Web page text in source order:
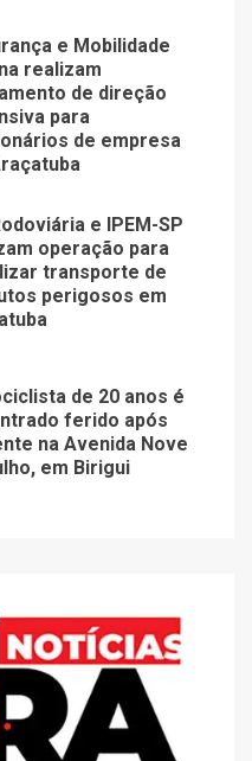
e Mobilidade
realizam
de direção
para
de empresa
e IPEM-SP
operação para
transporte de
perigosos em
de 20 anos é
ferido após
na Avenida Nove
em Birigui